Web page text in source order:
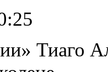
Тиаго